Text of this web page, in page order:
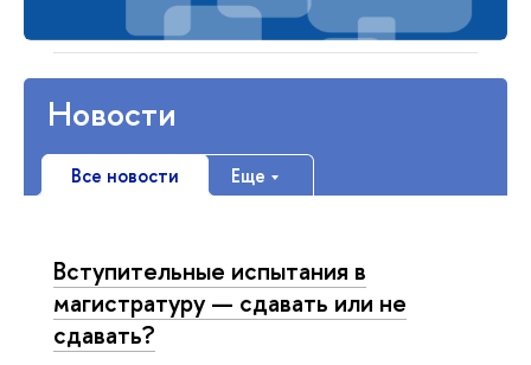
Новости
Все новости Еще
Вступительные испытания в
магистратуру — сдавать или не
сдавать?